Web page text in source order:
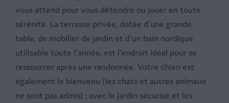
vous attend pour vous détendre ou jouer en toute
sérénité. La terrasse privée, dotée d'une grande
table, de mobilier de jardin et d'un bain nordique
utilisable toute l'année, est l'endroit idéal pour se
ressourcer après une randonnée. Votre chien est
également le bienvenu (les chats et autres animaux
ne sont pas admis) ; avec le jardin sécurisé et les